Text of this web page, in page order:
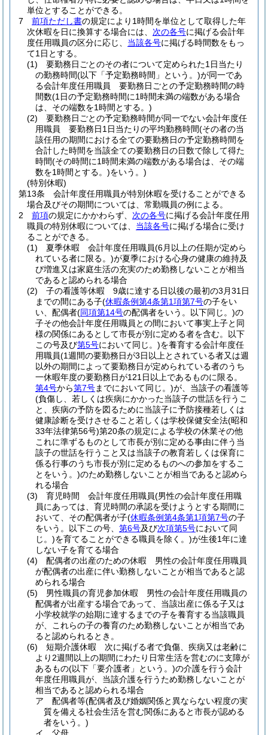
単位とすることができる。
7
前項ただし書の規定により1時間を単位として取得した年
次休暇を日に換算する場合には、 次の各号に掲げる会計年
度任用職員の区分に応じ、 当該各号に掲げる時間数をもっ
て1日とする。
(1)
要勤務日ごとのその者について定められた1日当たり
の勤務時間(以下「予定勤務時間」という。)が同一であ
る会計年度任用職員 要勤務日ごとの予定勤務時間の時
間数(1日の予定勤務時間に1時間未満の端数がある場合
は、その端数を1時間とする。)
(2)
要勤務日ごとの予定勤務時間が同一でない会計年度任
用職員 要勤務日1日当たりの平均勤務時間(その者の当
該任用の期間における全ての要勤務日の予定勤務時間を
合計した時間を当該全ての要勤務日の日数で除して得た
時間(その時間に1時間未満の端数がある場合は、その端
数を1時間とする。)をいう。)
(特別休暇)
第13条
会計年度任用職員が特別休暇を受けることができる
場合及びその期間については、常勤職員の例による。
2
前項の規定にかかわらず、 次の各号に掲げる会計年度任用
職員の特別休暇については、 当該各号に掲げる場合に受け
ることができる。
(1)
夏季休暇 会計年度任用職員(6月以上の任期が定めら
れている者に限る。)が夏季における心身の健康の維持及
び増進又は家庭生活の充実のため勤務しないことが相当
であると認められる場合
(2)
子の看護等休暇 9歳に達する日以後の最初の3月31日
までの間にある子(休暇条例第4条第1項第7号の子をい
い、配偶者(同項第14号の配偶者をいう。以下同じ。)の
子その他会計年度任用職員との間において事実上子と同
様の関係にあるとして市長が別に定める者を含む。以下
この号及び第5号において同じ。)を養育する会計年度任
用職員(1週間の要勤務日が3日以上とされている者又は週
以外の期間によって要勤務日が定められている者のうち
一休暇年度の要勤務日が121日以上であるものに限る。
第4号から第7号までにおいて同じ。)が、当該子の看護等
(負傷し、若しくは疾病にかかった当該子の世話を行うこ
と、疾病の予防を図るために当該子に予防接種若しくは
健康診断を受けさせること若しくは学校保健安全法(昭和
33年法律第56号)第20条の規定による学校の休業その他
これに準ずるものとして市長が別に定める事由に伴う当
該子の世話を行うこと又は当該子の教育若しくは保育に
係る行事のうち市長が別に定めるものへの参加をするこ
とをいう。)のため勤務しないことが相当であると認めら
れる場合
(3)
育児時間 会計年度任用職員(男性の会計年度任用職
員にあっては、育児時間の承認を受けようとする期間に
おいて、その配偶者が子(休暇条例第4条第1項第7号の子
をいう。以下この号、 第6号及び次項第5号において同
じ。)を育てることができる職員を除く。)が生後1年に達
しない子を育てる場合
(4)
配偶者の出産のための休暇 男性の会計年度任用職員
が配偶者の出産に伴い勤務しないことが相当であると認
められる場合
(5)
男性職員の育児参加休暇 男性の会計年度任用職員の
配偶者が出産する場合であって、当該出産に係る子又は
小学校就学の始期に達するまでの子を養育する当該職員
が、これらの子の養育のため勤務しないことが相当であ
ると認められるとき。
(6)
短期介護休暇 次に掲げる者で負傷、疾病又は老齢に
より2週間以上の期間にわたり日常生活を営むのに支障が
あるもの(以下「要介護者」という。)の介護を行う会計
年度任用職員が、当該介護を行うため勤務しないことが
相当であると認められる場合
ア
配偶者等(配偶者及び婚姻関係と異ならない程度の実
質を備える社会生活を営む関係にあると市長が認める
者をいう。)
イ
父母